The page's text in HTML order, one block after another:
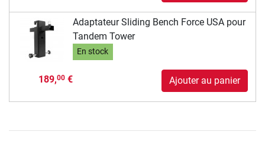
Adaptateur Sliding Bench Force USA pour
Tandem Tower
En stock
189,00€ Ajouter au panier